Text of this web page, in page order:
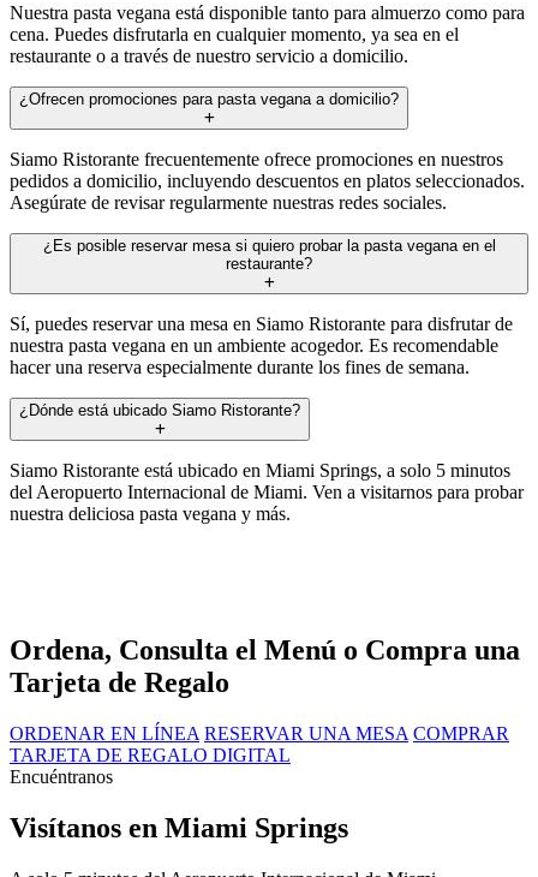
Nuestra pasta vegana está disponible tanto para almuerzo como para
cena. Puedes disfrutarla en cualquier momento, ya sea en el
restaurante o a través de nuestro servicio a domicilio.
¿Ofrecen promociones para pasta vegana a domicilio?
Siamo Ristorante frecuentemente ofrece promociones en nuestros
pedidos a domicilio, incluyendo descuentos en platos seleccionados.
Asegúrate de revisar regularmente nuestras redes sociales.
¿Es posible reservar mesa si quiero probar la pasta vegana en el
restaurante?
Sí, puedes reservar una mesa en Siamo Ristorante para disfrutar de
nuestra pasta vegana en un ambiente acogedor. Es recomendable
hacer una reserva especialmente durante los fines de semana.
¿Dónde está ubicado Siamo Ristorante?
Siamo Ristorante está ubicado en Miami Springs, a solo 5 minutos
del Aeropuerto Internacional de Miami. Ven a visitarnos para probar
nuestra deliciosa pasta vegana y más.
Ordena, Consulta el Menú o Compra una
Tarjeta de Regalo
ORDENAR EN LÍNEA RESERVAR UNA MESA COMPRAR
TARJETA DE REGALO DIGITAL
Encuéntranos
Visítanos en Miami Springs